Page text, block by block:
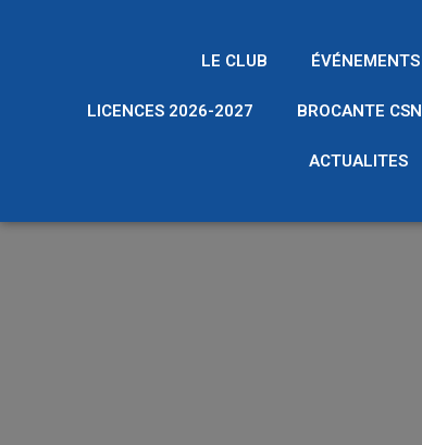
LE CLUB ÉVÉNEMENTS
LICENCES 2026-2027 BROCANTE CSN
ACTUALITES